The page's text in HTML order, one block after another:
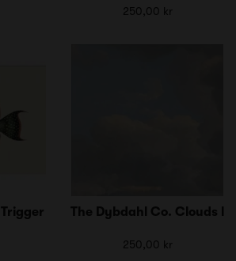
250,00 kr
The Dybdahl Co. Clouds l
250,00 kr